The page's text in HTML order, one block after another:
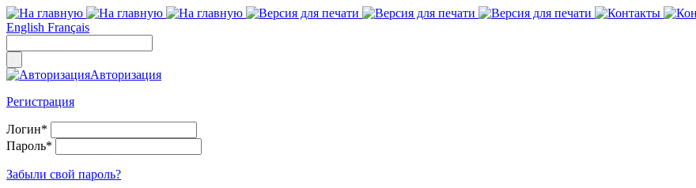
English Français
Авторизация
Регистрация
Логин*
Пароль*
Забыли свой пароль?